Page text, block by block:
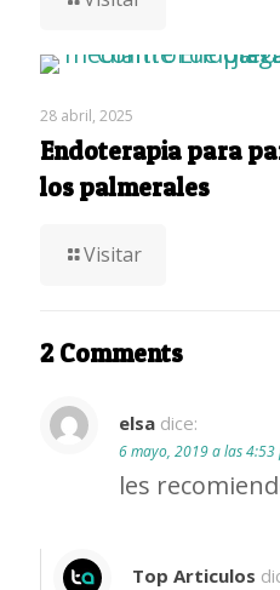
28 abril, 2025
Endoterapia para
los palmerales
Visitar
2 Comments
elsa dice:
6 mayo, 2019 a las 4:53
les
Top Articulos